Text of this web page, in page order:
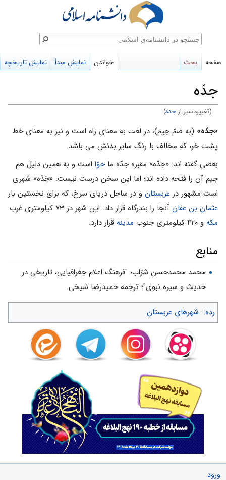
جدّه
(تغییرمسیر ازجده)
پرش
به
ناوبری
پرش
به
جستجو
«جدّه» (به ضمّ جیم)، در لغت به معناى راه است و نیز به معناى خط
پشت خر، که مخالف با رنگ سایر بدنش مى باشد.
بعضى گفته اند: «جَدّه» مقبره جدّه ماحوّا است و به همین دلیل هم
جیم آن را فتحه داده اند؛ اما این سخن درست نیست. «جَدّه» شهرى
است مشهور در عربستان و در ساحل دریاى سرخ، که براى نخستین بار
عثمان بن عفان آنجا را بندرگاه قرار داد. این شهر در ۷۳ کیلومترى غرب
مکه و ۴۲۰ کیلومترى جنوب مدینه قرار دارد.
منابع
محمد محمدحسن شرّاب؛ "فرهنگ اعلام جغرافیایى، تاریخى در
حدیث و سیره نبوى"؛ ترجمه حمیدرضا شیخی.
رده: شهرهای عربستان
ورود
صفحه بحث خواندن نمایش مبدأ نمایش تاریخچه
جستجو